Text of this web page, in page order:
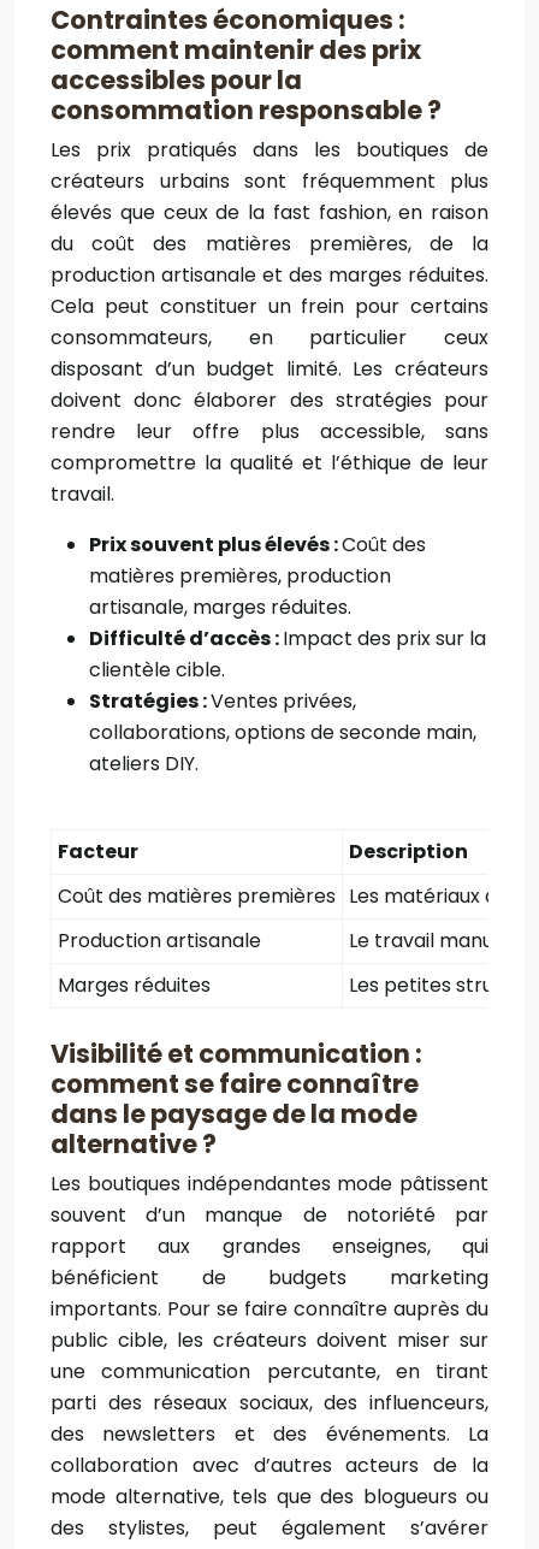
Contraintes économiques :
comment maintenir des prix
accessibles pour la
consommation responsable ?
Les prix pratiqués dans les boutiques de
créateurs urbains sont fréquemment plus
élevés que ceux de la fast fashion, en raison
du coût des matières premières, de la
production artisanale et des marges réduites.
Cela peut constituer un frein pour certains
consommateurs, en particulier ceux
disposant d’un budget limité. Les créateurs
doivent donc élaborer des stratégies pour
rendre leur offre plus accessible, sans
compromettre la qualité et l’éthique de leur
travail.
Prix souvent plus élevés :Coût des
matières premières, production
artisanale, marges réduites.
Difficulté d’accès :Impact des prix sur la
clientèle cible.
Stratégies :Ventes privées,
collaborations, options de seconde main,
ateliers DIY.
Facteur
Description
Coût des matières premières Les matériaux
Production artisanale
Le travail manuel
Marges réduites
Les petites
Visibilité et communication :
comment se faire connaître
dans le paysage de la mode
alternative ?
Les boutiques indépendantes mode pâtissent
souvent d’un manque de notoriété par
rapport aux grandes enseignes, qui
bénéficient de budgets marketing
importants. Pour se faire connaître auprès du
public cible, les créateurs doivent miser sur
une communication percutante, en tirant
parti des réseaux sociaux, des influenceurs,
des newsletters et des événements. La
collaboration avec d’autres acteurs de la
mode alternative, tels que des blogueurs ou
des stylistes, peut également s’avérer